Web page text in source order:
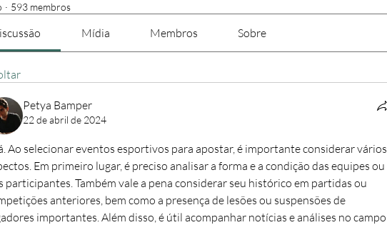
· 593 membros
Mídia Membros Sobre
Petya Bamper
22 de abril de 2024
Ao selecionar eventos esportivos para apostar, é importante considerar vários
Em primeiro lugar, é preciso analisar a forma e a condição das equipes ou
participantes. Também vale a pena considerar seu histórico em partidas ou
anteriores, bem como a presença de lesões ou suspensões de
importantes. Além disso, é útil acompanhar notícias e análises no campo